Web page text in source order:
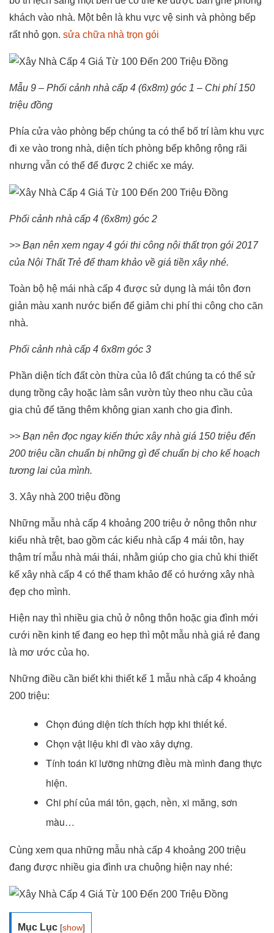
khách vào nhà. Một bên là khu vực vệ sinh và phòng bếp
rất nhỏ gọn. sửa chữa nhà trọn gói
Mẫu 9 – Phối cảnh nhà cấp 4 (6x8m) góc 1 – Chi phí 150
triệu đồng
Phía cửa vào phòng bếp chúng ta có thể bố trí làm khu vực
đi xe vào trong nhà, diện tích phòng bếp không rộng rãi
nhưng vẫn có thể để được 2 chiếc xe máy.
Phối cảnh nhà cấp 4 (6x8m) góc 2
>> Bạn nên xem ngay 4 gói thi công nội thất trọn gói 2017
của Nội Thất Trẻ để tham khảo về giá tiền xây nhé.
Toàn bộ hệ mái nhà cấp 4 được sử dụng là mái tôn đơn
giản màu xanh nước biển để giảm chi phí thi công cho căn
nhà.
Phối cảnh nhà cấp 4 6x8m góc 3
Phần diện tích đất còn thừa của lô đất chúng ta có thể sử
dụng trồng cây hoặc làm sân vườn tùy theo nhu cầu của
gia chủ để tăng thêm không gian xanh cho gia đình.
>> Bạn nên đọc ngay kiến thức xây nhà giá 150 triệu đến
200 triệu cần chuẩn bị những gì để chuẩn bị cho kế hoạch
tương lai của mình.
3. Xây nhà 200 triệu đồng
Những mẫu nhà cấp 4 khoảng 200 triệu ở nông thôn như
kiểu nhà trệt, bao gồm các kiểu nhà cấp 4 mái tôn, hay
thậm trí mẫu nhà mái thái, nhằm giúp cho gia chủ khi thiết
kế xây nhà cấp 4 có thể tham khảo để có hướng xây nhà
đẹp cho mình.
Hiện nay thì nhiều gia chủ ở nông thôn hoặc gia đình mới
cưới nền kinh tế đang eo hẹp thì một mẫu nhà giá rẻ đang
là mơ ước của họ.
Những điều cần biết khi thiết kế 1 mẫu nhà cấp 4 khoảng
200 triệu:
Chọn đúng diện tích thích hợp khi thiết kế.
Chọn vật liệu khi đi vào xây dựng.
Tính toán kĩ lưỡng những điều mà mình đang thực
hiện.
Chi phí của mái tôn, gạch, nền, xi măng, sơn
màu…
Cùng xem qua những mẫu nhà cấp 4 khoảng 200 triệu
đang được nhiều gia đình ưa chuộng hiện nay nhé:
Mục Lục [show]